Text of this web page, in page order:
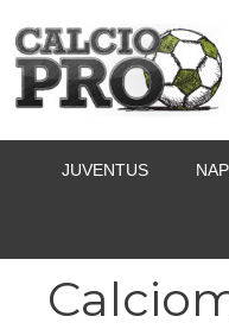
contenuto
JUVENTUS